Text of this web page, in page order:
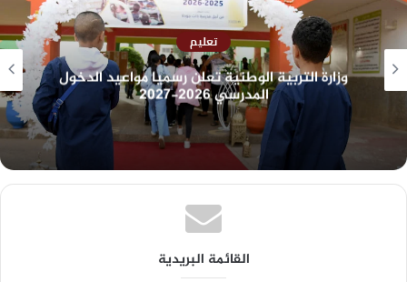
تعليم
وزارة التربية الوطنية تعلن رسميا مواعيد الدخول
المدرسي 2026-2027
القائمة البريدية